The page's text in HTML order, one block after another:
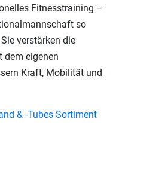
Fitnesstraining –
so
verstärken die
dem eigenen
Kraft, Mobilität und
& -Tubes Sortiment